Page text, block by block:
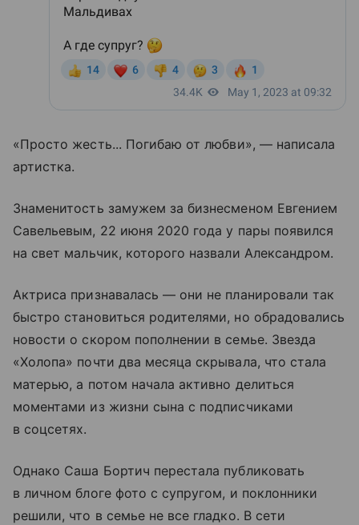
«Просто жесть... Погибаю от любви», — написала
артистка.
Знаменитость замужем за бизнесменом Евгением
Савельевым, 22 июня 2020 года у пары появился
на свет мальчик, которого назвали Александром.
Актриса признавалась — они не планировали так
быстро становиться родителями, но обрадовались
новости о скором пополнении в семье. Звезда
«Холопа» почти два месяца скрывала, что стала
матерью, а потом начала активно делиться
моментами из жизни сына с подписчиками
в соцсетях.
Однако Саша Бортич перестала публиковать
в личном блоге фото с супругом, и поклонники
решили, что в семье не все гладко. В сети